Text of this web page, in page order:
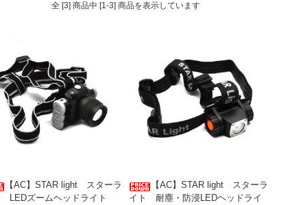
全 [3] 商品中 [1-3] 商品を表示しています
【AC】STAR light スターラ
LEDズームヘッドライト
【AC】STAR light スターラ
イト 耐塵・防浸LEDヘッドライ